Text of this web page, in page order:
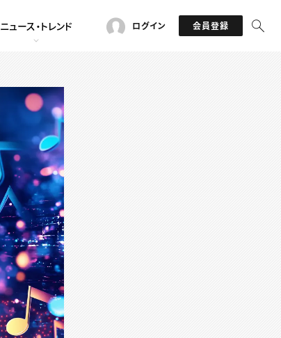
ニュース・トレンド ログイン 会員登録